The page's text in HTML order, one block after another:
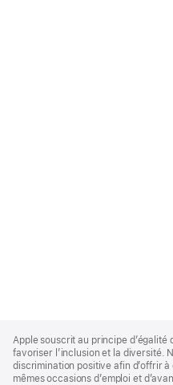
Footer
Apple souscrit au principe d’égalité
favoriser l’inclusion et la diversité.
discrimination positive afin d’offrir
mêmes occasions d’emploi et